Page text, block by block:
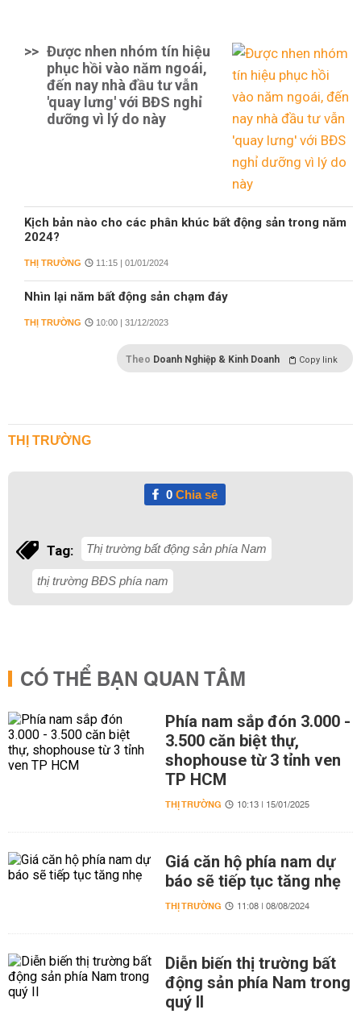
>> Được nhen nhóm tín hiệu
phục hồi vào năm ngoái,
đến nay nhà đầu tư vẫn
'quay lưng' với BĐS nghỉ
dưỡng vì lý do này
Kịch bản nào cho các phân khúc bất động sản trong năm
2024?
THỊ TRƯỜNG 11:15 | 01/01/2024
Nhìn lại năm bất động sản chạm đáy
THỊ TRƯỜNG 10:00 | 31/12/2023
Theo Doanh Nghiệp & Kinh Doanh Copy link
THỊ TRƯỜNG
0Chia sẻ
Tag: Thị trường bất động sản phía Nam
thị trường BĐS phía nam
CÓ THỂ BẠN QUAN TÂM
Phía nam sắp đón 3.000 -
3.500 căn biệt thự,
shophouse từ 3 tỉnh ven
TP HCM
THỊ TRƯỜNG 10:13 | 15/01/2025
Giá căn hộ phía nam dự
báo sẽ tiếp tục tăng nhẹ
THỊ TRƯỜNG 11:08 | 08/08/2024
Diễn biến thị trường bất
động sản phía Nam trong
quý II